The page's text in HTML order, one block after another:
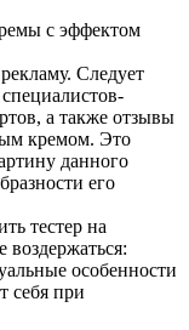
с эффектом
Следует
а также отзывы
кремом. Это
данного
его
тестер на
особенности
себя при